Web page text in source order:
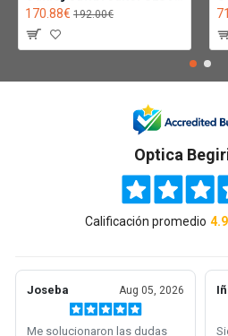
170.88€ 192.00€